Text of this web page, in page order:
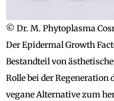
© Dr. M. Phytoplasma
Der Epidermal Growth
Bestandteil von
Rolle bei der Regeneration
vegane Alternative zum